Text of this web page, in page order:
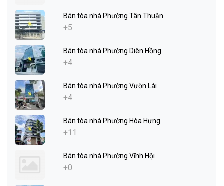
Bán tòa nhà Phường Tân Thuận
+5
Bán tòa nhà Phường Diên Hồng
+4
Bán tòa nhà Phường Vườn Lài
+4
Bán tòa nhà Phường Hòa Hưng
+11
Bán tòa nhà Phường Vĩnh Hội
+0